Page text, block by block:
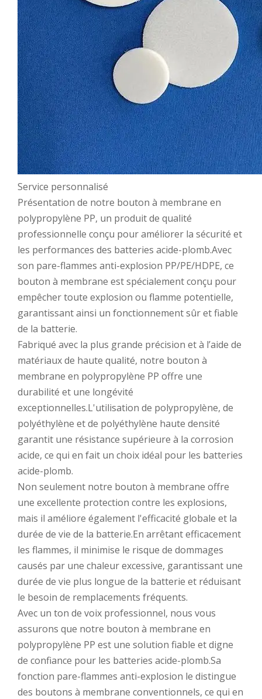
Service personnalisé
Présentation de notre bouton à membrane en
polypropylène PP, un produit de qualité
professionnelle conçu pour améliorer la sécurité et
les performances des batteries acide-plomb.Avec
son pare-flammes anti-explosion PP/PE/HDPE, ce
bouton à membrane est spécialement conçu pour
empêcher toute explosion ou flamme potentielle,
garantissant ainsi un fonctionnement sûr et fiable
de la batterie.
Fabriqué avec la plus grande précision et à l’aide de
matériaux de haute qualité, notre bouton à
membrane en polypropylène PP offre une
durabilité et une longévité
exceptionnelles.L'utilisation de polypropylène, de
polyéthylène et de polyéthylène haute densité
garantit une résistance supérieure à la corrosion
acide, ce qui en fait un choix idéal pour les batteries
acide-plomb.
Non seulement notre bouton à membrane offre
une excellente protection contre les explosions,
mais il améliore également l'efficacité globale et la
durée de vie de la batterie.En arrêtant efficacement
les flammes, il minimise le risque de dommages
causés par une chaleur excessive, garantissant une
durée de vie plus longue de la batterie et réduisant
le besoin de remplacements fréquents.
Avec un ton de voix professionnel, nous vous
assurons que notre bouton à membrane en
polypropylène PP est une solution fiable et digne
de confiance pour les batteries acide-plomb.Sa
fonction pare-flammes anti-explosion le distingue
des boutons à membrane conventionnels, ce qui en